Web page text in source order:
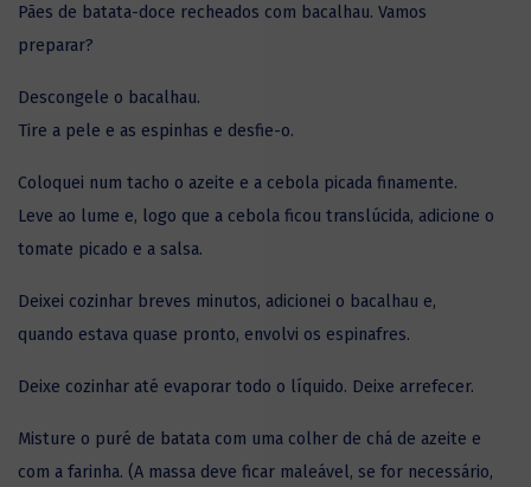
Pães de batata-doce recheados com bacalhau. Vamos
preparar?
Descongele o bacalhau.
Tire a pele e as espinhas e desfie-o.
Coloquei num tacho o azeite e a cebola picada finamente.
Leve ao lume e, logo que a cebola ficou translúcida, adicione o
tomate picado e a salsa.
Deixei cozinhar breves minutos, adicionei o bacalhau e,
quando estava quase pronto, envolvi os espinafres.
Deixe cozinhar até evaporar todo o líquido. Deixe arrefecer.
Misture o puré de batata com uma colher de chá de azeite e
com a farinha. (A massa deve ficar maleável, se for necessário,